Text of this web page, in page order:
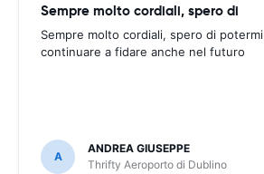
Sempre molto cordiali, spero di
Sempre molto cordiali, spero di potermi
continuare a fidare anche nel futuro
A
ANDREA GIUSEPPE
Thrifty Aeroporto di Dublino